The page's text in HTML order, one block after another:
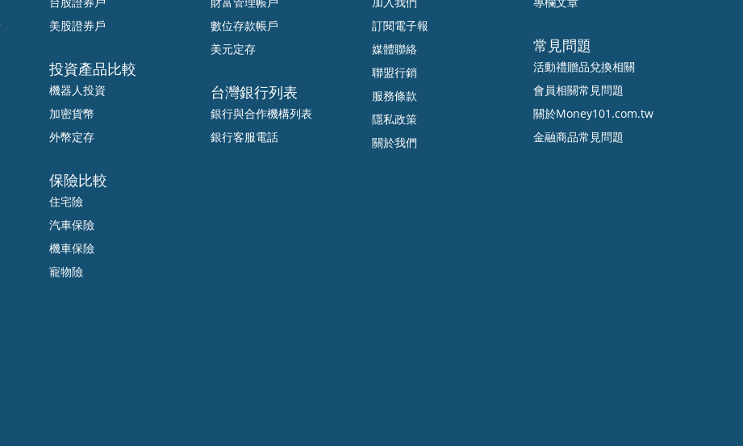
美股證券戶
投資產品比較
機器人投資
加密貨幣
外幣定存
保險比較
住宅險
汽車保險
機車保險
寵物險
數位存款帳戶
美元定存
台灣銀行列表
銀行與合作機構列表
銀行客服電話
訂閱電子報
媒體聯絡
聯盟行銷
服務條款
隱私政策
關於我們
常見問題
活動禮贈品兌換相關
會員相關常見問題
關於Money101.com.tw
金融商品常見問題